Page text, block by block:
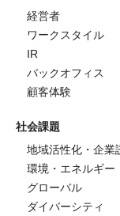
経営者
ワークスタイル
IR
バックオフィス
顧客体験
社会課題
地域活性化・企業
環境・エネルギー
グローバル
ダイバーシティ